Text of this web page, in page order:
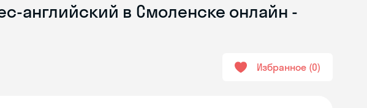
английский в Смоленске онлайн -
Избранное 0